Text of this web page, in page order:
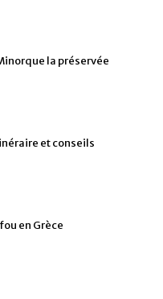
la préservée
et conseils
en Grèce